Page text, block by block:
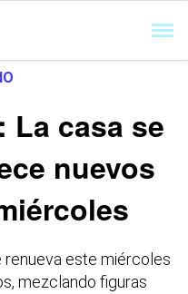
La casa se
nuevos
renueva este miércoles
mezclando figuras